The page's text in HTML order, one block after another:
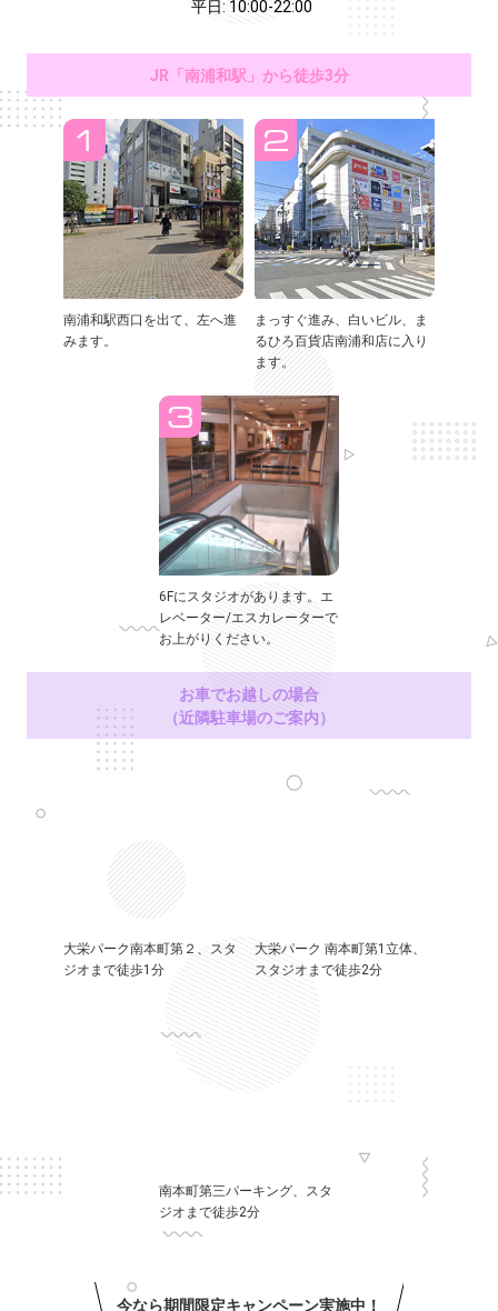
平日: 10:00-22:00
JR「南浦和駅」から徒歩3分
南浦和駅西口を出て、左へ進
みます。
まっすぐ進み、白いビル、ま
るひろ百貨店南浦和店に入り
ます。
6Fにスタジオがあります。エ
レベーター/エスカレーターで
お上がりください。
お車でお越しの場合
（近隣駐車場のご案内）
大栄パーク南本町第２、スタ
ジオまで徒歩1分
大栄パーク 南本町第1立体、
スタジオまで徒歩2分
南本町第三パーキング、スタ
ジオまで徒歩2分
今なら期間限定キャンペーン実施中！